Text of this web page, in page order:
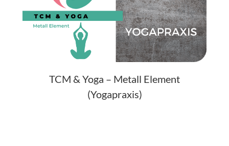
TCM & Yoga – Metall Element
(Yogapraxis)